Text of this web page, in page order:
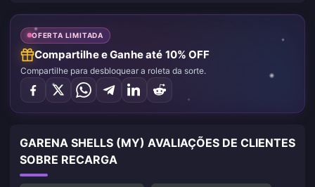
OFERTA LIMITADA
Compartilhe e Ganhe até 10% OFF
Compartilhe para desbloquear a roleta da sorte.
GARENA SHELLS (MY) AVALIAÇÕES DE CLIENTES
SOBRE RECARGA